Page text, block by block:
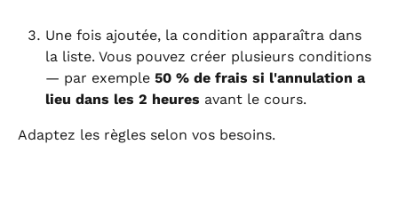
Une fois ajoutée, la condition apparaîtra dans
la liste. Vous pouvez créer plusieurs conditions
— par exemple 50 % de frais si l'annulation a
lieu dans les 2 heures avant le cours.
Adaptez les règles selon vos besoins.